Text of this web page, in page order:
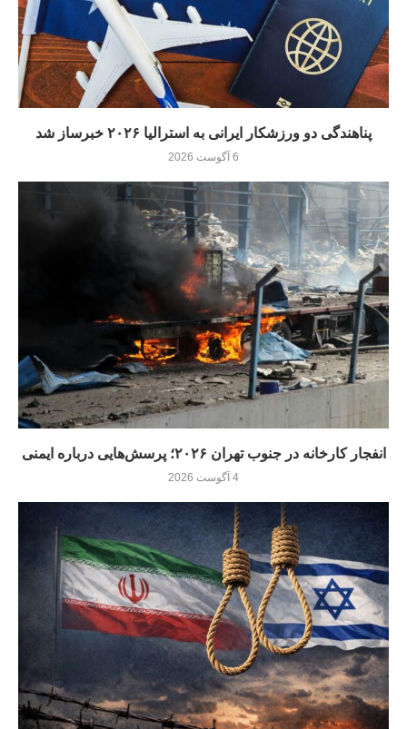
پناهندگی دو ورزشکار ایرانی به استرالیا ۲۰۲۶ خبرساز شد
6 آگوست 2026
انفجار کارخانه در جنوب تهران ۲۰۲۶؛ پرسش‌هایی درباره ایمنی
4 آگوست 2026